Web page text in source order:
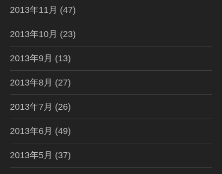
2013年11月 (47)
2013年10月 (23)
2013年9月 (13)
2013年8月 (27)
2013年7月 (26)
2013年6月 (49)
2013年5月 (37)